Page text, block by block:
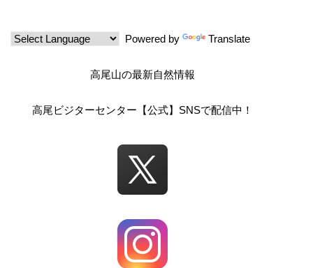
ン
Powered by Translate
高尾山の最新自然情報
高尾ビジターセンター【公式】SNSで配信中！